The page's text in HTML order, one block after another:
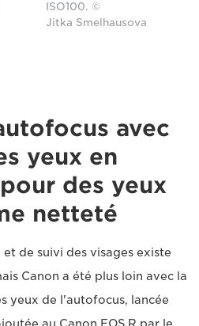
ISO100. ©
Jitka Smelhausova
avec
yeux en
des yeux
netteté
de suivi des visages existe
Canon a été plus loin avec la
yeux de l'autofocus, lancée